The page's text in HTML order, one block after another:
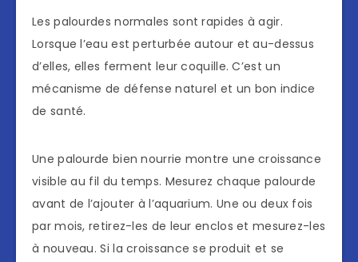
Les palourdes normales sont rapides à agir.
Lorsque l’eau est perturbée autour et au-dessus
d’elles, elles ferment leur coquille. C’est un
mécanisme de défense naturel et un bon indice
de santé.
Une palourde bien nourrie montre une croissance
visible au fil du temps. Mesurez chaque palourde
avant de l’ajouter à l’aquarium. Une ou deux fois
par mois, retirez-les de leur enclos et mesurez-les
à nouveau. Si la croissance se produit et se